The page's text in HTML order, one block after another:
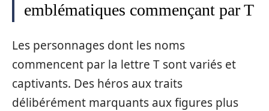
emblématiques commençant par T
Les personnages dont les noms
commencent par la lettre T sont variés et
captivants. Des héros aux traits
délibérément marquants aux figures plus